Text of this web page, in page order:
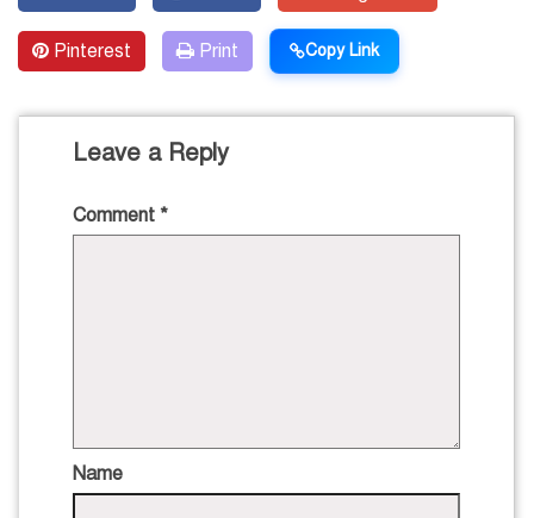
Pinterest Print Copy Link
Leave a Reply
Comment *
Name